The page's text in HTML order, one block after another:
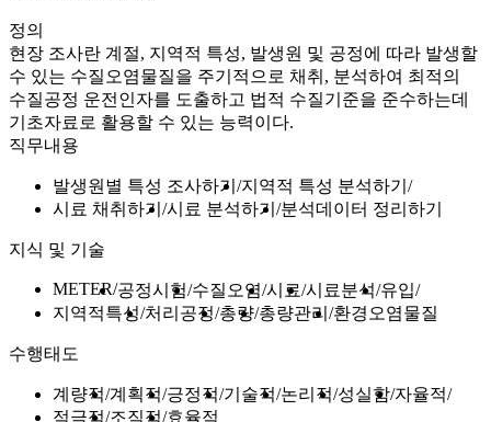
정의
현장 조사란 계절, 지역적 특성, 발생원 및 공정에 따라 발생할
수 있는 수질오염물질을 주기적으로 채취, 분석하여 최적의
수질공정 운전인자를 도출하고 법적 수질기준을 준수하는데
기초자료로 활용할 수 있는 능력이다.
직무내용
발생원별 특성 조사하기
지역적 특성 분석하기
시료 채취하기
시료 분석하기 분석데이터 정리하기
지식 및 기술
METER 공정시험 수질오염 시료 시료분석 유입
지역적특성 처리공정 총량 총량관리 환경오염물질
수행태도
계량적 계획적 긍정적 기술적 논리적 성실함 자율적
적극적 조직적 효율적